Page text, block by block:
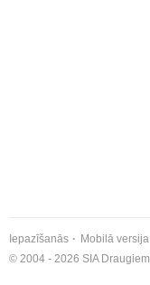
Iepazīšanās Mobilā versija
© 2004 - 2026 SIA Draugiem